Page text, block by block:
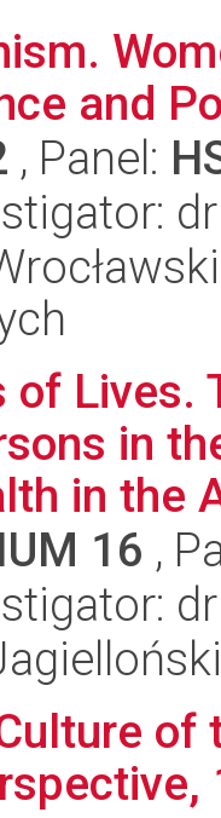
and
, Panel:
of Lives.
in
in the
16 ,
of